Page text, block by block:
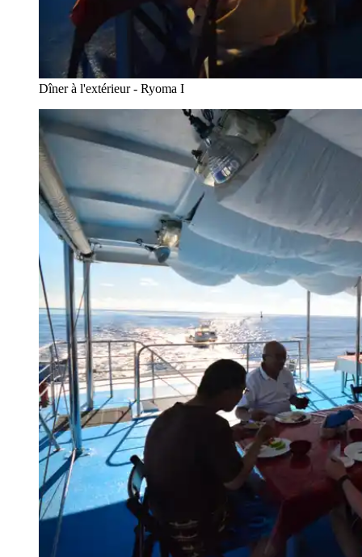
Dîner à l'extérieur - Ryoma I